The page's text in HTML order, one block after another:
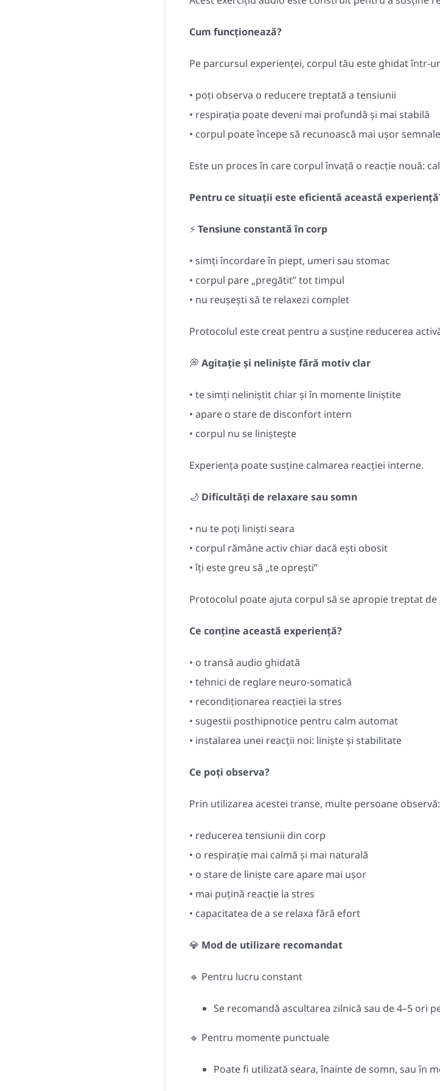
Cum funcționează?
Pe parcursul experienței, corpul tău este ghidat într-
• poți observa o reducere treptată a tensiunii
• respirația poate deveni mai profundă și mai stabilă
• corpul poate începe să recunoască mai ușor
Este un proces în care corpul învață o reacție nouă:
Pentru ce situații este eficientă această
⚡Tensiune constantă în corp
• simți încordare în piept, umeri sau stomac
• corpul pare „pregătit” tot timpul
• nu reușești să te relaxezi complet
Protocolul este creat pentru a susține reducerea
💭 Agitație și neliniște fără motiv clar
• te simți neliniștit chiar și în momente liniștite
• apare o stare de disconfort intern
• corpul nu se liniștește
Experiența poate susține calmarea reacției interne.
🌙 Dificultăți de relaxare sau somn
• nu te poți liniști seara
• corpul rămâne activ chiar dacă ești obosit
• îți este greu să „te oprești”
Protocolul poate ajuta corpul să se apropie treptat de
Ce conține această experiență?
• o transă audio ghidată
• tehnici de reglare neuro-somatică
• recondiționarea reacției la stres
• sugestii posthipnotice pentru calm automat
• instalarea unei reacții noi: liniște și stabilitate
Ce poți observa?
Prin utilizarea acestei transe, multe persoane observă:
• reducerea tensiunii din corp
• o respirație mai calmă și mai naturală
• o stare de liniște care apare mai ușor
• mai puțină reacție la stres
• capacitatea de a se relaxa fără efort
💎 Mod de utilizare recomandat
🔹 Pentru lucru constant
Se recomandă ascultarea zilnică sau de 4–5 ori
🔹 Pentru momente punctuale
Poate fi utilizată seara, înainte de somn, sau în